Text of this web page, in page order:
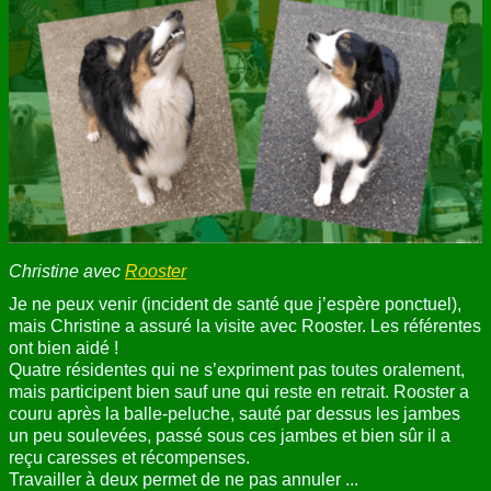
ANNUAIRE
CONTACT
Christine avec Rooster
Je ne peux venir (incident de santé que j’espère ponctuel),
mais Christine a assuré la visite avec Rooster. Les référentes
ont bien aidé !
Quatre résidentes qui ne s’expriment pas toutes oralement,
mais participent bien sauf une qui reste en retrait. Rooster a
couru après la balle-peluche, sauté par dessus les jambes
un peu soulevées, passé sous ces jambes et bien sûr il a
reçu caresses et récompenses.
Travailler à deux permet de ne pas annuler ...